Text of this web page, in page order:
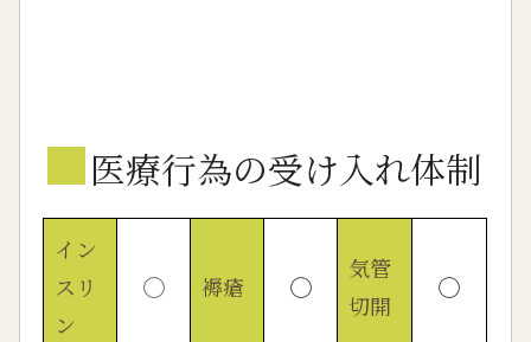
■医療行為の受け入れ体制
イン
スリ
ン
◯ 褥瘡 ◯
気管
切開
◯